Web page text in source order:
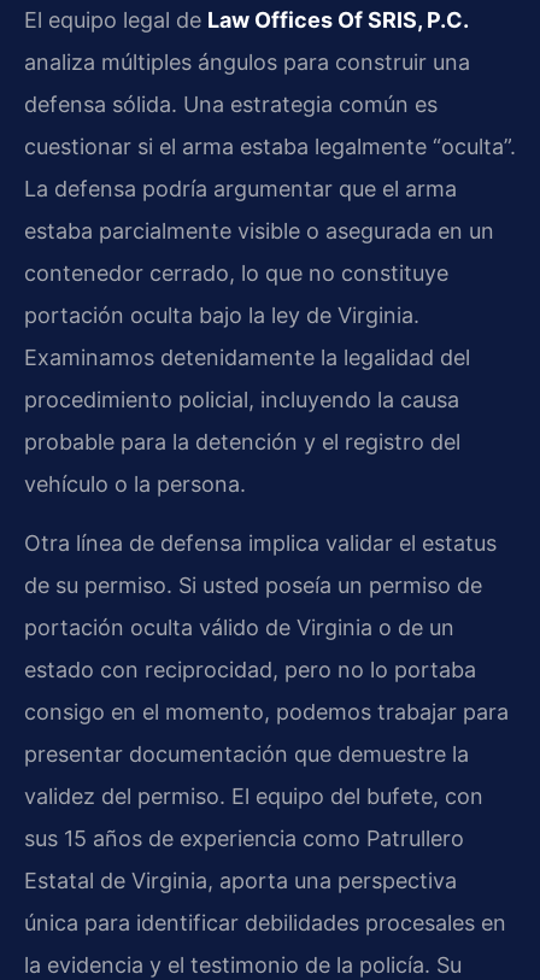
El equipo legal de Law Offices Of SRIS, P.C.
analiza múltiples ángulos para construir una
defensa sólida. Una estrategia común es
cuestionar si el arma estaba legalmente “oculta”.
La defensa podría argumentar que el arma
estaba parcialmente visible o asegurada en un
contenedor cerrado, lo que no constituye
portación oculta bajo la ley de Virginia.
Examinamos detenidamente la legalidad del
procedimiento policial, incluyendo la causa
probable para la detención y el registro del
vehículo o la persona.
Otra línea de defensa implica validar el estatus
de su permiso. Si usted poseía un permiso de
portación oculta válido de Virginia o de un
estado con reciprocidad, pero no lo portaba
consigo en el momento, podemos trabajar para
presentar documentación que demuestre la
validez del permiso. El equipo del bufete, con
sus 15 años de experiencia como Patrullero
Estatal de Virginia, aporta una perspectiva
única para identificar debilidades procesales en
la evidencia y el testimonio de la policía. Su